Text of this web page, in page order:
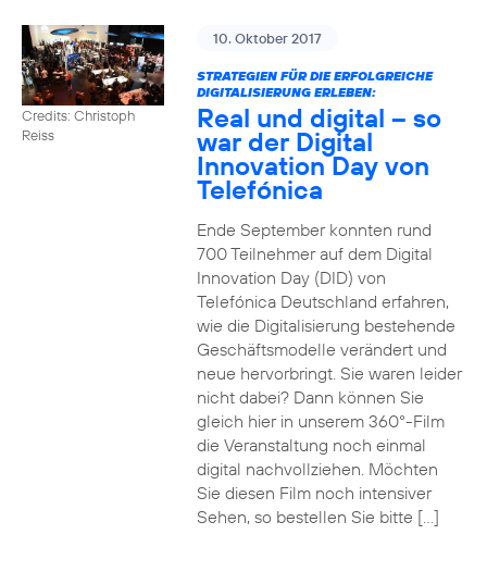
Credits: Christoph
Reiss
10. Oktober 2017
STRATEGIEN FÜR DIE ERFOLGREICHE
DIGITALISIERUNG ERLEBEN:
Real und digital – so
war der Digital
Innovation Day von
Telefónica
Ende September konnten rund
700 Teilnehmer auf dem Digital
Innovation Day (DID) von
Telefónica Deutschland erfahren,
wie die Digitalisierung bestehende
Geschäftsmodelle verändert und
neue hervorbringt. Sie waren leider
nicht dabei? Dann können Sie
gleich hier in unserem 360°-Film
die Veranstaltung noch einmal
digital nachvollziehen. Möchten
Sie diesen Film noch intensiver
Sehen, so bestellen Sie bitte […]